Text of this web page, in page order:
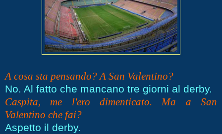
A cosa sta pensando? A San Valentino?
No. Al fatto che mancano tre giorni al derby.
Caspita, me l'ero dimenticato. Ma a San
Valentino che fai?
Aspetto il derby.